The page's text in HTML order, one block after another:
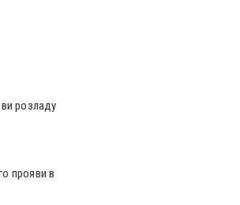
розладу
прояви в